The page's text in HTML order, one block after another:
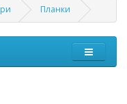
Планки